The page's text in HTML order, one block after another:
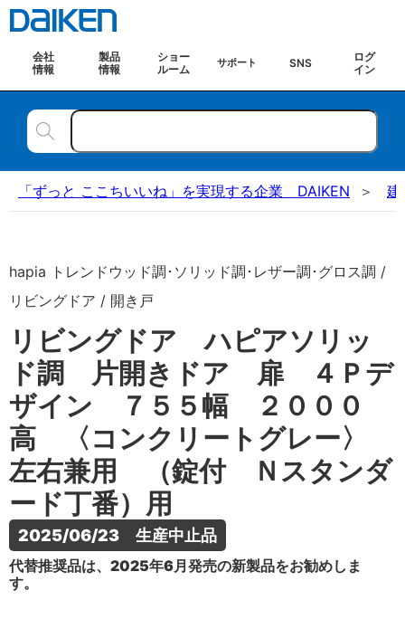
会社
情報
製品
情報
ショー
ルーム
サポート SNS
ログ
イン
「ずっと ここちいいね」を実現する企業 DAIKEN 建
hapia トレンドウッド調･ソリッド調･レザー調･グロス調 /
リビングドア / 開き戸
リビングドア ハピアソリッ
ド調 片開きドア 扉 ４Ｐデ
ザイン ７５５幅 ２０００
高 〈コンクリートグレー〉
左右兼用 （錠付 Ｎスタンダ
ード丁番）用
2025/06/23　生産中止品
代替推奨品は、2025年6月発売の新製品をお勧めしま
す。